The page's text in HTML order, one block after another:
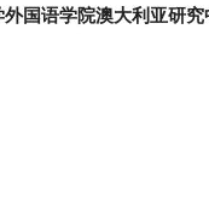
国语学院澳大利亚研究